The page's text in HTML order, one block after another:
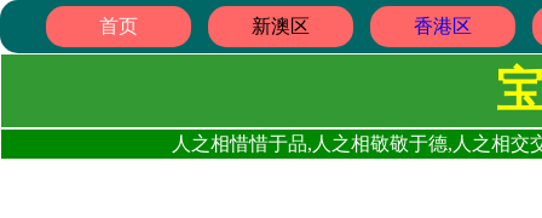
首页 新澳区 香港区
人之相惜惜于品,人之相敬敬于德,人之相